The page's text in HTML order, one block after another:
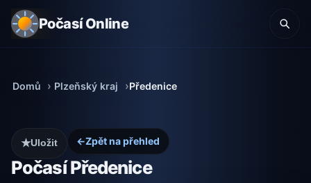
Počasí Online
Domů Plzeňský kraj Předenice
←Zpět na přehled
Počasí Předenice
★Uložit